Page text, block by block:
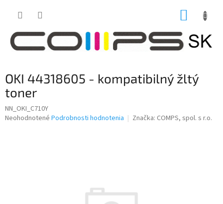
OKI 44318605 - kompatibilný žltý
toner
NN_OKI_C710Y
Priemerné
Neohodnotené Podrobnosti hodnotenia Značka: COMPS, spol. s r.o.